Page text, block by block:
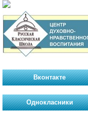
Вконтакте
Однокласники